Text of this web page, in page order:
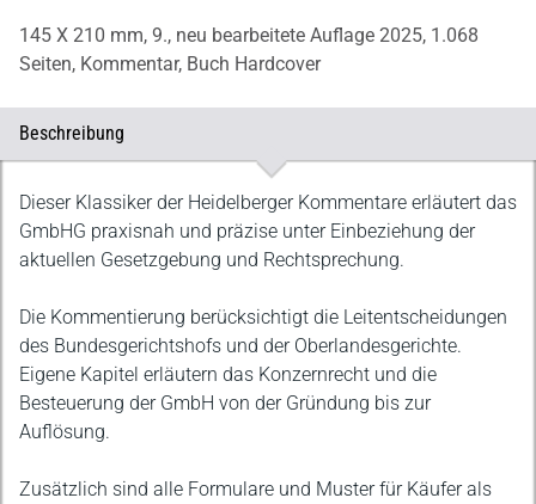
145 X 210 mm, 9., neu bearbeitete Auflage 2025, 1.068
Seiten, Kommentar, Buch Hardcover
Beschreibung
Beschreibung
Dieser Klassiker der Heidelberger Kommentare erläutert das
GmbHG praxisnah und präzise unter Einbeziehung der
aktuellen Gesetzgebung und Rechtsprechung.
Die Kommentierung berücksichtigt die Leitentscheidungen
des Bundesgerichtshofs und der Oberlandesgerichte.
Eigene Kapitel erläutern das Konzernrecht und die
Besteuerung der GmbH von der Gründung bis zur
Auflösung.
Zusätzlich sind alle Formulare und Muster für Käufer als